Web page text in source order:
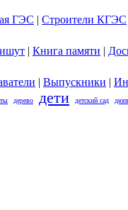
ГЭС | Строители КГЭС
| Книга памяти |
| Выпускники |
дерево дети детский сад